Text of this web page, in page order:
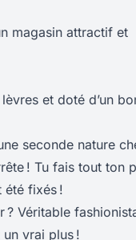
magasin attractif et
et doté d’un
seconde nature
! Tu fais tout ton
été fixés !
? Véritable
vrai plus !